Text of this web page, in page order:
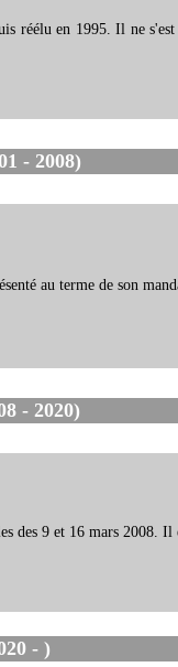
réélu en 1995. Il ne s'est
- 2008)
au terme de son
- 2020)
des 9 et 16 mars 2008. Il
- )